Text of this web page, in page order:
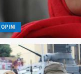
OPINI